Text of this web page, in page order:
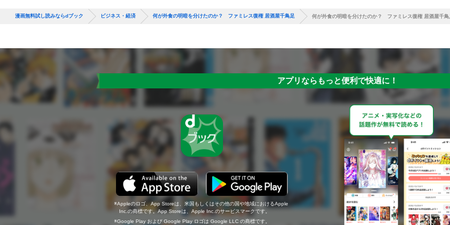
漫画無料試し読みならdブック ビジネス・経済 何が外食の明暗を分けたのか？ ファミレス復権 居酒屋千鳥足 何が外食の明暗を分けたのか？ ファミレス復権 居酒屋千鳥
アプリならもっと便利で快適に！
Appleのロゴ、App Storeは、米国もしくはその他の国や地域におけるApple
Inc.の商標です。App Storeは、Apple Inc.のサービスマークです。
Google Play および Google Play ロゴは Google LLC の商標です。